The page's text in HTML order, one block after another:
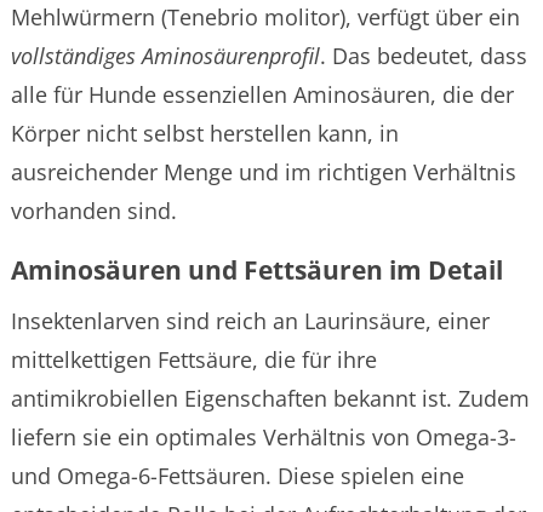
Mehlwürmern (Tenebrio molitor), verfügt über ein
vollständiges Aminosäurenprofil. Das bedeutet, dass
alle für Hunde essenziellen Aminosäuren, die der
Körper nicht selbst herstellen kann, in
ausreichender Menge und im richtigen Verhältnis
vorhanden sind.
Aminosäuren und Fettsäuren im Detail
Insektenlarven sind reich an Laurinsäure, einer
mittelkettigen Fettsäure, die für ihre
antimikrobiellen Eigenschaften bekannt ist. Zudem
liefern sie ein optimales Verhältnis von Omega-3-
und Omega-6-Fettsäuren. Diese spielen eine